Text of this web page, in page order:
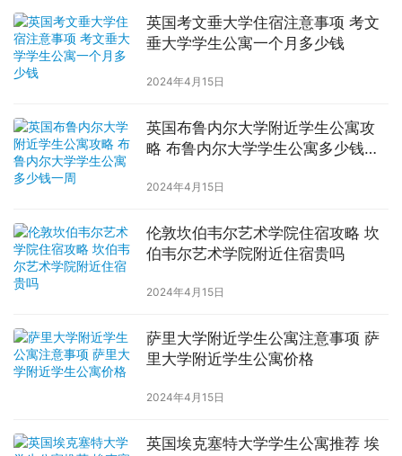
英国考文垂大学住宿注意事项 考文
垂大学学生公寓一个月多少钱
2024年4月15日
英国布鲁内尔大学附近学生公寓攻
略 布鲁内尔大学学生公寓多少钱一
2024年4月15日
伦敦坎伯韦尔艺术学院住宿攻略 坎
伯韦尔艺术学院附近住宿贵吗
2024年4月15日
萨里大学附近学生公寓注意事项 萨
里大学附近学生公寓价格
2024年4月15日
英国埃克塞特大学学生公寓推荐 埃